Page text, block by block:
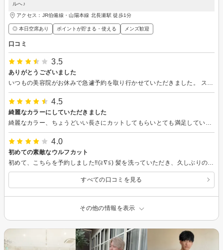
ルへ♪
アクセス：JR伯備線・山陽本線 北長瀬駅 徒歩1分
◎ 本日空席あり ポイントが貯まる・使える メンズ歓迎
口コミ
3.5
ありがとうございました
4.5
綺麗なカラーにしていただきました
4.0
初めての素敵なウルフカット
すべての口コミを見る
その他の情報を表示